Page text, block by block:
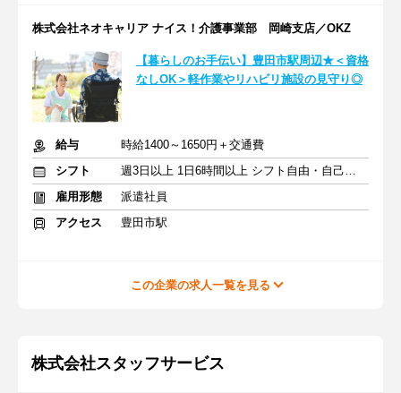
株式会社ネオキャリア ナイス！介護事業部 岡崎支店／OKZ
【暮らしのお手伝い】豊田市駅周辺★＜資格
なしOK＞軽作業やリハビリ施設の見守り◎
給与
時給1400～1650円＋交通費
シフト
週3日以上 1日6時間以上 シフト自由・自己申告
雇用形態
派遣社員
アクセス
豊田市駅
この企業の求人一覧を見る
株式会社スタッフサービス